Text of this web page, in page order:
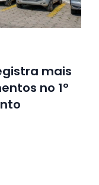
mais
no 1º